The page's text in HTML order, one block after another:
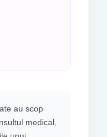
au scop
medical,